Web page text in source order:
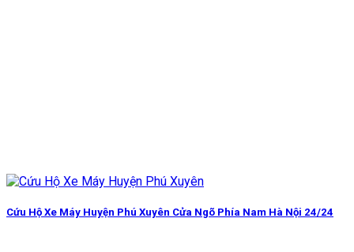
Cứu Hộ Xe Máy Huyện Phú Xuyên Cửa Ngõ Phía Nam Hà Nội 24/24